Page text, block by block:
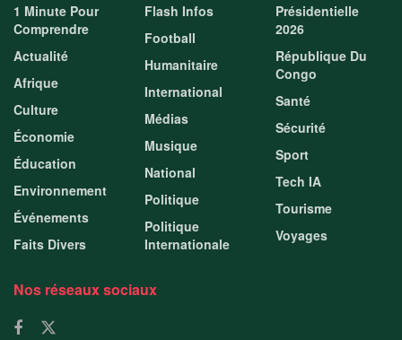
1 Minute Pour
Comprendre
Actualité
Afrique
Culture
Économie
Éducation
Environnement
Événements
Faits Divers
Flash Infos
Football
Humanitaire
International
Médias
Musique
National
Politique
Politique
Internationale
Présidentielle
2026
République Du
Congo
Santé
Sécurité
Sport
Tech IA
Tourisme
Voyages
Nos réseaux sociaux